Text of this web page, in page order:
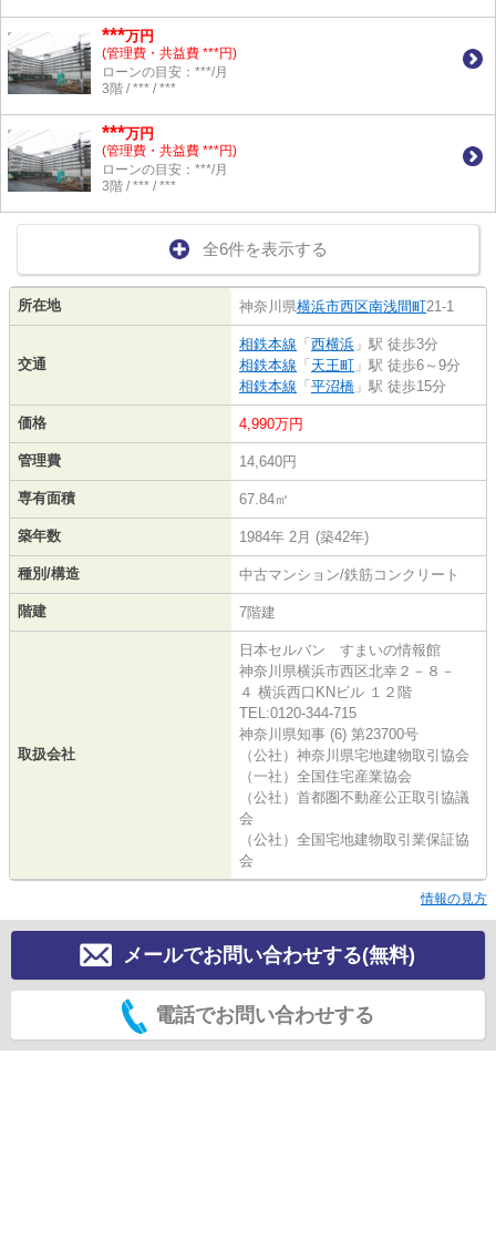
***万円
(管理費・共益費 ***円)
ローンの目安：***/月
3階 / *** / ***
***万円
(管理費・共益費 ***円)
ローンの目安：***/月
3階 / *** / ***
全6件を表示する
所在地 神奈川県横浜市西区南浅間町21-1
交通
相鉄本線 「 西横浜 」駅 徒歩3分
相鉄本線 「 天王町 」駅 徒歩6～9分
相鉄本線 「 平沼橋 」駅 徒歩15分
価格 4,990万円
管理費 14,640円
専有面積 67.84㎡
築年数 1984年 2月 (築42年)
種別/構造 中古マンション/鉄筋コンクリート
階建 7階建
取扱会社
日本セルバン すまいの情報館
神奈川県横浜市西区北幸２－８－
４ 横浜西口KNビル １２階
TEL:0120-344-715
神奈川県知事 (6) 第23700号
（公社）神奈川県宅地建物取引協会
（一社）全国住宅産業協会
（公社）首都圏不動産公正取引協議
会
（公社）全国宅地建物取引業保証協
会
情報の見方
メールでお問い合わせする(無料)
電話でお問い合わせする